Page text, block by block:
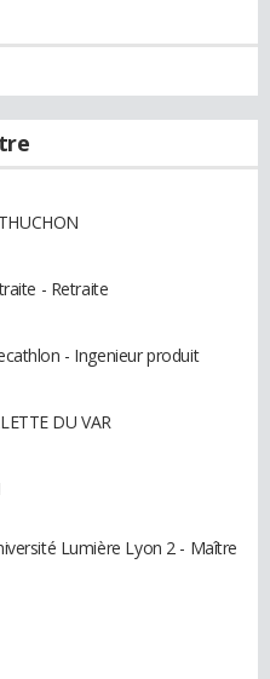
- Retraite
- Ingenieur produit
DU VAR
Lumière Lyon 2 - Maître